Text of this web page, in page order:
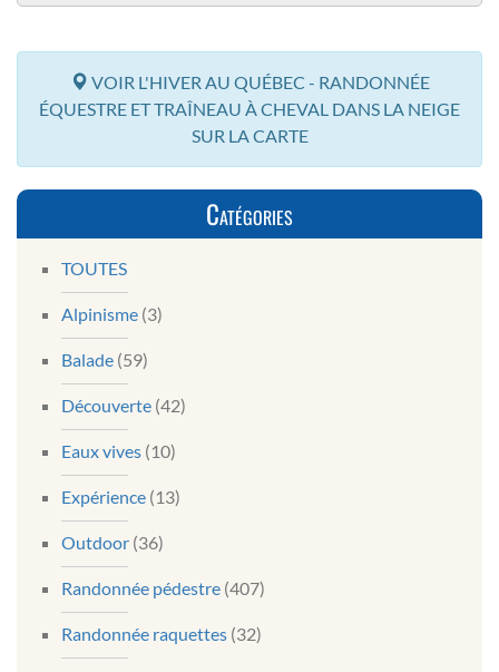
VOIR L'HIVER AU QUÉBEC - RANDONNÉE
ÉQUESTRE ET TRAÎNEAU À CHEVAL DANS LA NEIGE
SUR LA CARTE
Catégories
TOUTES
Alpinisme (3)
Balade (59)
Découverte (42)
Eaux vives (10)
Expérience (13)
Outdoor (36)
Randonnée pédestre (407)
Randonnée raquettes (32)